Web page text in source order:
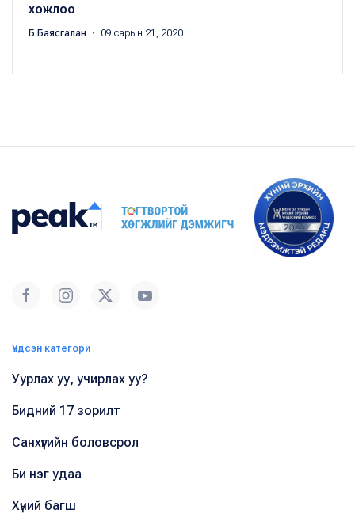
хожлоо
Б.Баясгалан ・ 09 сарын 21, 2020
Үндсэн категори
Уурлах уу, учирлах уу?
Бидний 17 зорилт
Санхүүгийн боловсрол
Би нэг удаа
Хүний багш